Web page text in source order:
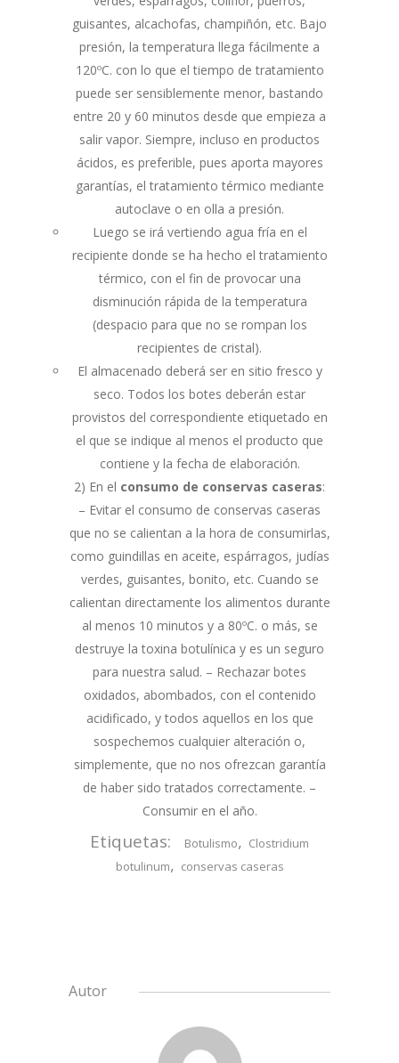
guisantes, alcachofas, champiñón, etc. Bajo
presión, la temperatura llega fácilmente a
120ºC. con lo que el tiempo de tratamiento
puede ser sensiblemente menor, bastando
entre 20 y 60 minutos desde que empieza a
salir vapor. Siempre, incluso en productos
ácidos, es preferible, pues aporta mayores
garantías, el tratamiento térmico mediante
autoclave o en olla a presión.
Luego se irá vertiendo agua fría en el
recipiente donde se ha hecho el tratamiento
térmico, con el fin de provocar una
disminución rápida de la temperatura
(despacio para que no se rompan los
recipientes de cristal).
El almacenado deberá ser en sitio fresco y
seco. Todos los botes deberán estar
provistos del correspondiente etiquetado en
el que se indique al menos el producto que
contiene y la fecha de elaboración.
2) En el consumo de conservas caseras:
– Evitar el consumo de conservas caseras
que no se calientan a la hora de consumirlas,
como guindillas en aceite, espárragos, judías
verdes, guisantes, bonito, etc. Cuando se
calientan directamente los alimentos durante
al menos 10 minutos y a 80ºC. o más, se
destruye la toxina botulínica y es un seguro
para nuestra salud. – Rechazar botes
oxidados, abombados, con el contenido
acidificado, y todos aquellos en los que
sospechemos cualquier alteración o,
simplemente, que no nos ofrezcan garantía
de haber sido tratados correctamente. –
Consumir en el año.
Etiquetas: Botulismo, Clostridium
botulinum, conservas caseras
Autor